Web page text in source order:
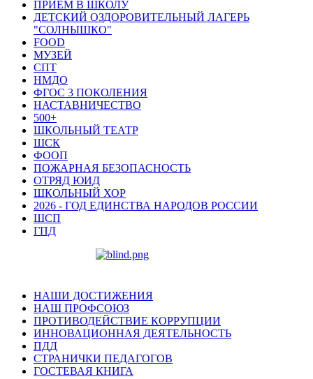
ПРИЕМ В ШКОЛУ
ДЕТСКИЙ ОЗДОРОВИТЕЛЬНЫЙ ЛАГЕРЬ
"СОЛНЫШКО"
FOOD
МУЗЕЙ
СПТ
НМДО
ФГОС 3 ПОКОЛЕНИЯ
НАСТАВНИЧЕСТВО
500+
ШКОЛЬНЫЙ ТЕАТР
ШСК
ФООП
ПОЖАРНАЯ БЕЗОПАСНОСТЬ
ОТРЯД ЮИД
ШКОЛЬНЫЙ ХОР
2026 - ГОД ЕДИНСТВА НАРОДОВ РОССИИ
ШСП
ГПД
НАШИ ДОСТИЖЕНИЯ
НАШ ПРОФСОЮЗ
ПРОТИВОДЕЙСТВИЕ КОРРУПЦИИ
ИННОВАЦИОННАЯ ДЕЯТЕЛЬНОСТЬ
ПДД
СТРАНИЧКИ ПЕДАГОГОВ
ГОСТЕВАЯ КНИГА